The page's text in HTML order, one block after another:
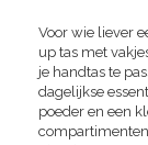
Voor wie liever
up tas met
je handtas te
dagelijkse
poeder en een